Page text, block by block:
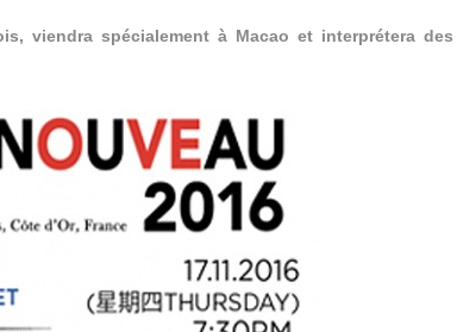
viendra spécialement à Macao et interprétera